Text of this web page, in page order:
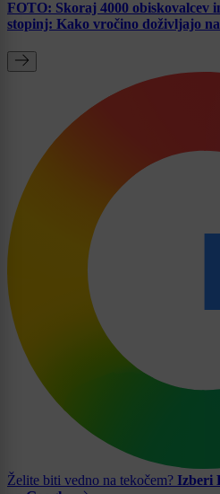
FOTO: Skoraj 4000 obiskovalcev
stopinj: Kako vročino doživljajo
Želite biti vedno na tekočem? Izberi